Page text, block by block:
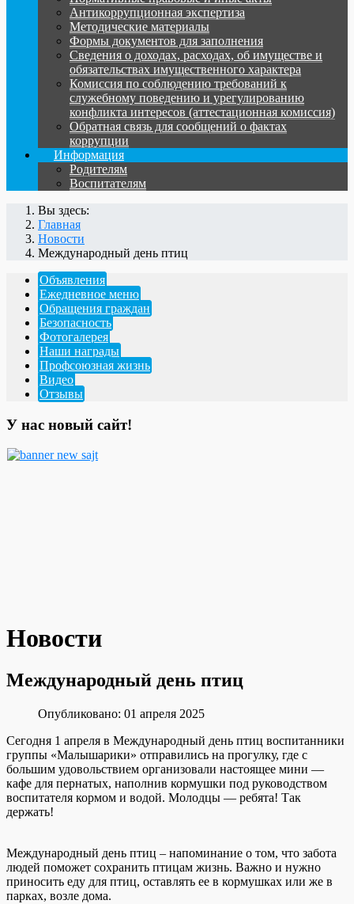
Антикоррупционная экспертиза
Методические материалы
Формы документов для заполнения
Сведения о доходах, расходах, об имуществе и
обязательствах имущественного характера
Комиссия по соблюдению требований к
служебному поведению и урегулированию
конфликта интересов (аттестационная комиссия)
Обратная связь для сообщений о фактах
коррупции
Информация
Родителям
Воспитателям
Вы здесь:
Главная
Новости
Международный день птиц
Объявления
Ежедневное меню
Обращения граждан
Безопасность
Фотогалерея
Наши награды
Профсоюзная жизнь
Видео
Отзывы
У нас новый сайт!
Новости
Международный день птиц
Опубликовано: 01 апреля 2025
Сегодня 1 апреля в Международный день птиц воспитанники
группы «Малышарики» отправились на прогулку, где с
большим удовольствием организовали настоящее мини —
кафе для пернатых, наполнив кормушки под руководством
воспитателя кормом и водой. Молодцы — ребята! Так
держать!
Международный день птиц – напоминание о том, что забота
людей поможет сохранить птицам жизнь. Важно и нужно
приносить еду для птиц, оставлять ее в кормушках или же в
парках, возле дома.